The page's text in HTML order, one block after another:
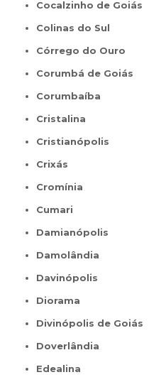
Cocalzinho de Goiás
Colinas do Sul
Córrego do Ouro
Corumbá de Goiás
Corumbaíba
Cristalina
Cristianópolis
Crixás
Cromínia
Cumari
Damianópolis
Damolândia
Davinópolis
Diorama
Divinópolis de Goiás
Doverlândia
Edealina